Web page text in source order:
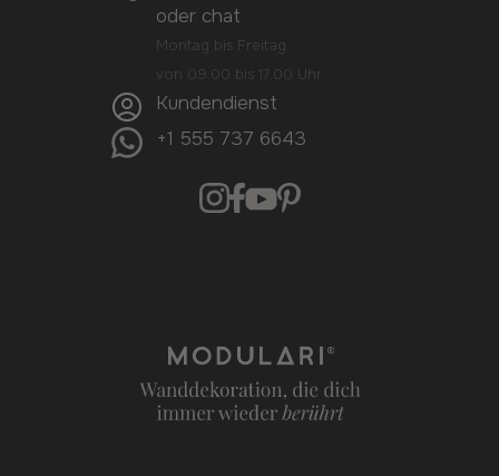
oder chat
Montag bis Freitag
von 09.00 bis 17.00 Uhr
Kundendienst
+1 555 737 6643